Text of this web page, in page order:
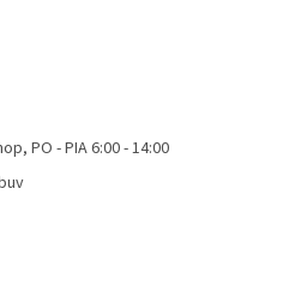
PO - PIA 6:00 - 14:00